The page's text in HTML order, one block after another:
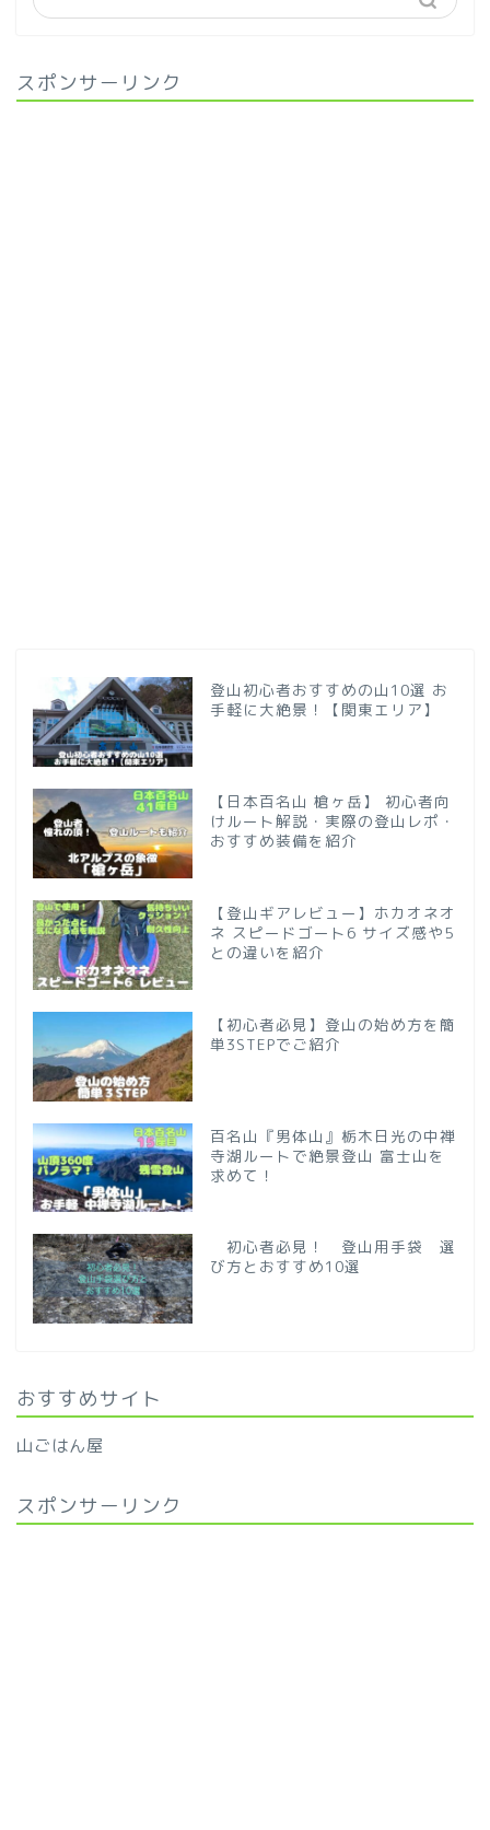
スポンサーリンク
登山初心者おすすめの山10選 お
手軽に大絶景！【関東エリア】
【日本百名山 槍ヶ岳】 初心者向
けルート解説・実際の登山レポ・
おすすめ装備を紹介
【登山ギアレビュー】ホカオネオ
ネ スピードゴート6 サイズ感や5
との違いを紹介
【初心者必見】登山の始め方を簡
単3STEPでご紹介
百名山『男体山』栃木日光の中禅
寺湖ルートで絶景登山 富士山を
求めて！
初心者必見！ 登山用手袋 選
び方とおすすめ10選
おすすめサイト
山ごはん屋
スポンサーリンク